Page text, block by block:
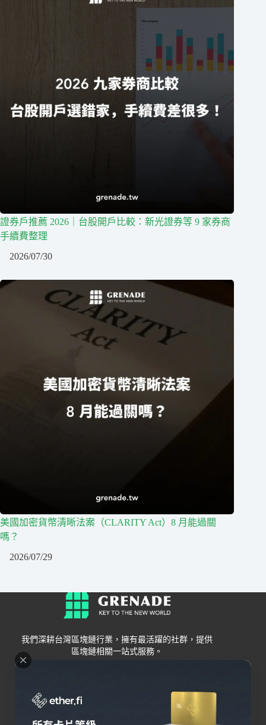
證券戶推薦 2026｜台股開戶比較：新光證券等 9 家券商
手續費整理
2026/07/30
美國加密貨幣清晰法案（CLARITY Act）8 月能過關
嗎？
2026/07/29
我們深耕台灣區塊鏈行業，擁有最活躍的社群，提供
區塊鏈相關一站式服務。
Grenade
關於我們
交易所